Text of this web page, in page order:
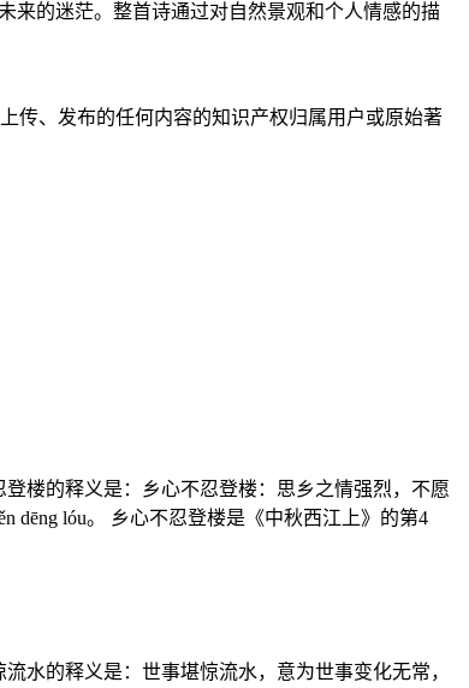
来的迷茫。整首诗通过对自然景观和个人情感的描
传、发布的任何内容的知识产权归属用户或原始著
楼的释义是：乡心不忍登楼：思乡之情强烈，不愿
dēng lóu。 乡心不忍登楼是《中秋西江上》的第4
水的释义是：世事堪惊流水，意为世事变化无常，